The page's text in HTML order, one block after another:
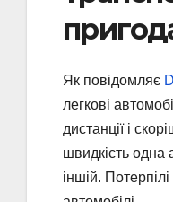
Як повідомляє
легкові
дистанції і
швидкість одна
іншій.